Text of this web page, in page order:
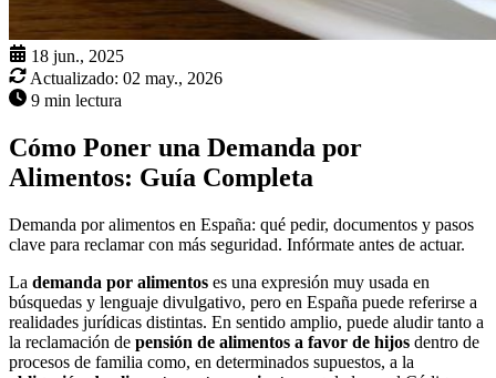
18 jun., 2025
Actualizado: 02 may., 2026
9 min lectura
Cómo Poner una Demanda por
Alimentos: Guía Completa
Demanda por alimentos en España: qué pedir, documentos y pasos
clave para reclamar con más seguridad. Infórmate antes de actuar.
La demanda por alimentos es una expresión muy usada en
búsquedas y lenguaje divulgativo, pero en España puede referirse a
realidades jurídicas distintas. En sentido amplio, puede aludir tanto a
la reclamación de pensión de alimentos a favor de hijos dentro de
procesos de familia como, en determinados supuestos, a la